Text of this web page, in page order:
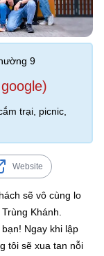
9
trại, picnic,
Website
sẽ vô cùng lo
Khánh.
Ngay khi lập
tôi sẽ xua tan nỗi